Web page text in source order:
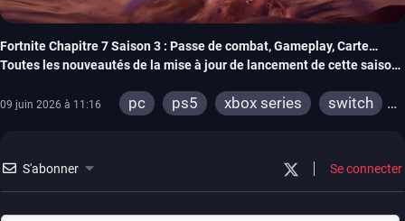
Fortnite Chapitre 7 Saison 3 : Passe de combat, Gameplay, Carte…
Toutes les nouveautés de la mise à jour de lancement de cette saison
09 juin 2026 à 11:16 pc ps5 xbox series
switch
S'abonner Se connecter